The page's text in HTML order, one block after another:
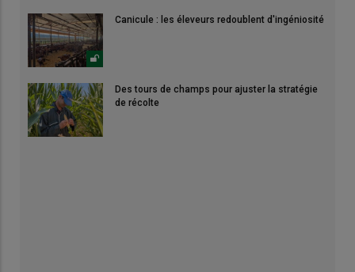
Canicule : les éleveurs redoublent d'ingéniosité
Des tours de champs pour ajuster la stratégie
de récolte